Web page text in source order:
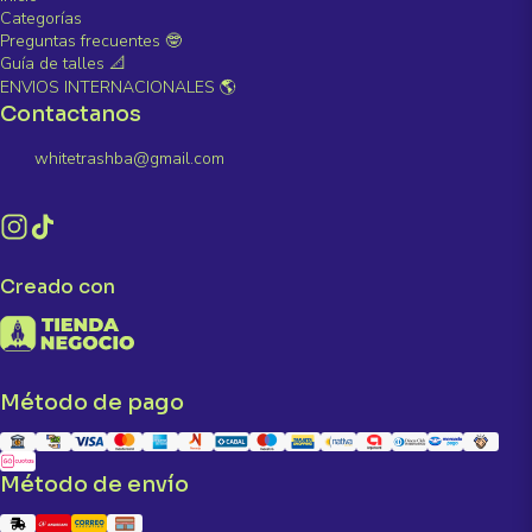
Categorías
Preguntas frecuentes 🤓
Guía de talles 📐
ENVIOS INTERNACIONALES 🌎
Contactanos
whitetrashba@gmail.com
Creado con
Método de pago
Método de envío